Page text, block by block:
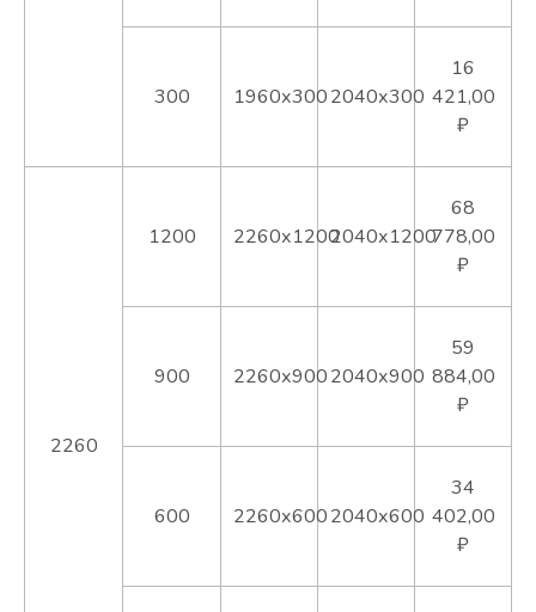
300 1960х3002040х300
16
421,00
₽
2260
1200 2260х12002040х1200
68
778,00
₽
900 2260х9002040х900
59
884,00
₽
600 2260х6002040х600
34
402,00
₽